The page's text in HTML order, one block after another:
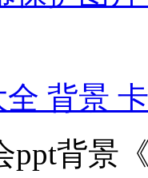
全 背景
ppt背景